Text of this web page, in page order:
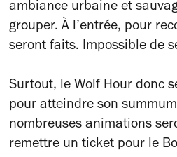
ambiance urbaine et
grouper. À l’entrée, pour
seront faits. Impossible de
Surtout, le Wolf Hour donc
pour atteindre son
nombreuses animations
remettre un ticket pour le